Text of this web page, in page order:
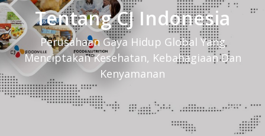
Tentang CJ Indonesia
Perusahaan Gaya Hidup Global Yang
Menciptakan Kesehatan, Kebahagiaan Dan
Kenyamanan